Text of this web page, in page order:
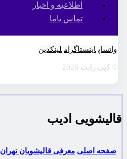
اطلاعیه و اخبار
تماس باما
واتساپ اینستاگرام لینکدین
© کپی رایت 2026
قالیشویی ادیب
صفحه اصلی معرفی قالیشویان تهران